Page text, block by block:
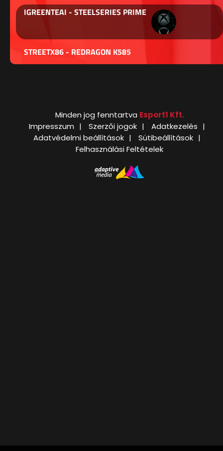
IGREENTEAI - STEELSERIES PRIME
STREETX86 - REDRAGON K585
Minden jog fenntartva Esport1 Kft.
Impresszum
Szerzői jogok
Adatkezelés
Adatvédelmi beállítások
Sütibeállítások
Felhasználási Feltételek